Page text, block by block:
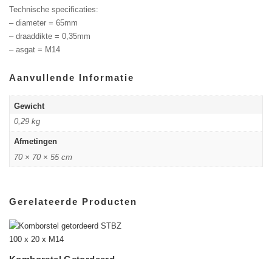
Technische specificaties:
– diameter = 65mm
– draaddikte = 0,35mm
– asgat = M14
Aanvullende Informatie
Gewicht
0,29 kg
Afmetingen
70 × 70 × 55 cm
Gerelateerde Producten